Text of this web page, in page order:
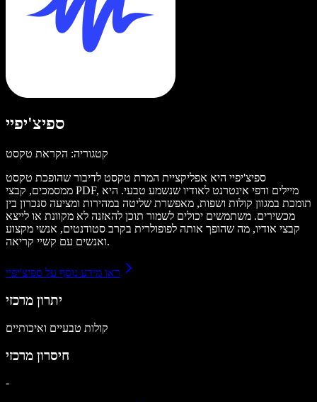
ספיצ'יפיי
קטגוריה: הקראת טקסט
ספיצ'יפיי היא אפליקציית המרת טקסט לדיבור שהופכת טקסט
ממסמכים, קבצי PDF, מיילים ודפי אינטרנט לאודיו שנשמע טבעי. היא
תומכת במגוון קולות ושפות, מאפשרת שליטה במהירות ומציעה סנכרון בין
מכשירים. משתמשים יכולים לשמור תוכן להאזנה לא מקוונת או לייצא
קבצי אודיו, מה שהופך אותה לפופולרית בקרב סטודנטים, אנשי מקצוע
ואנשים עם קשיי קריאה.
ראו מידע נוסף על ספיצ'יפיי
יתרון מרכזי
קולות טבעיים ואיכותיים
חיסרון מרכזי
-